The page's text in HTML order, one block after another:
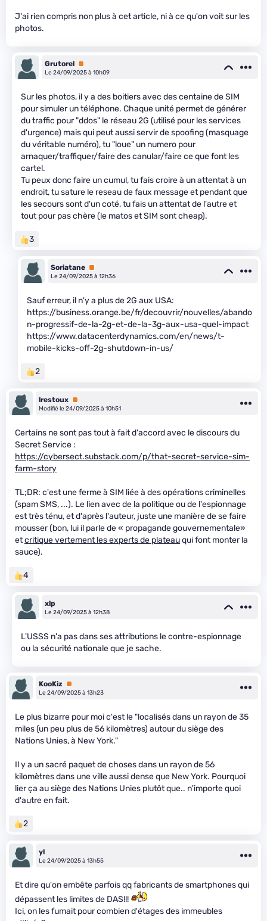
J'ai rien compris non plus à cet article, ni à ce qu'on voit sur les
photos.
Grutorel Premium
Le 24/09/2025 à 10h09
Sur les photos, il y a des boitiers avec des centaine de SIM
pour simuler un téléphone. Chaque unité permet de générer
du traffic pour "ddos" le réseau 2G (utilisé pour les services
d'urgence) mais qui peut aussi servir de spoofing (masquage
du véritable numéro), tu "loue" un numero pour
arnaquer/traffiquer/faire des canular/faire ce que font les
cartel.
Tu peux donc faire un cumul, tu fais croire à un attentat à un
endroit, tu sature le reseau de faux message et pendant que
les secours sont d'un coté, tu fais un attentat de l'autre et
tout pour pas chère (le matos et SIM sont cheap).
3
Soriatane Premium
Le 24/09/2025 à 12h36
Sauf erreur, il n'y a plus de 2G aux USA:
https://business.orange.be/fr/decouvrir/nouvelles/abando
n-progressif-de-la-2g-et-de-la-3g-aux-usa-quel-impact
https://www.datacenterdynamics.com/en/news/t-
mobile-kicks-off-2g-shutdown-in-us/
2
lrestoux Premium
Modifié le 24/09/2025 à 10h51
Certains ne sont pas tout à fait d'accord avec le discours du
Secret Service :
https://cybersect.substack.com/p/that-secret-service-sim-
farm-story
TL;DR: c'est une ferme à SIM liée à des opérations criminelles
(spam SMS, ...). Le lien avec de la politique ou de l'espionnage
est très ténu, et d'après l'auteur, juste une manière de se faire
mousser (bon, lui il parle de « propagande gouvernementale»
etcritique vertement les experts de plateauqui font monter la
sauce).
4
xlp
Le 24/09/2025 à 12h38
L'USSS n'a pas dans ses attributions le contre-espionnage
ou la sécurité nationale que je sache.
KooKiz
Premium
Le 24/09/2025 à 13h23
Le plus bizarre pour moi c'est le "localisés dans un rayon de 35
miles (un peu plus de 56 kilomètres) autour du siège des
Nations Unies, à New York."
Il y a un sacré paquet de choses dans un rayon de 56
kilomètres dans une ville aussi dense que New York. Pourquoi
lier ça au siège des Nations Unies plutôt que.. n'importe quoi
d'autre en fait.
2
yl
Le 24/09/2025 à 13h55
Et dire qu'on embête parfois qq fabricants de smartphones qui
dépassent les limites de DAS!!!
Ici, on les fumait pour combien d'étages des immeubles